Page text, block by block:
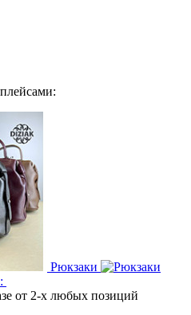
Рюкзаки
от 2-х любых позиций